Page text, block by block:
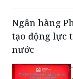
Ngân hàng
tạo động lực
nước